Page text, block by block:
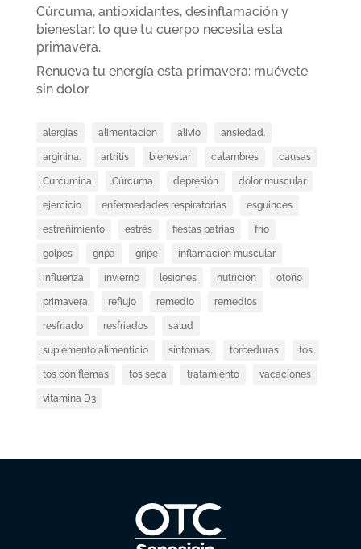
Cúrcuma, antioxidantes, desinflamación y
bienestar: lo que tu cuerpo necesita esta
primavera.
Renueva tu energía esta primavera: muévete
sin dolor.
alergias alimentacion alivio ansiedad.
arginina. artritis bienestar calambres causas
Curcumina Cúrcuma depresión dolor muscular
ejercicio enfermedades respiratorias esguinces
estreñimiento estrés fiestas patrias frío
golpes gripa gripe inflamacion muscular
influenza invierno lesiones nutricion otoño
primavera reflujo remedio remedios
resfriado resfriados salud
suplemento alimenticio síntomas torceduras tos
tos con flemas tos seca tratamiento vacaciones
vitamina D3